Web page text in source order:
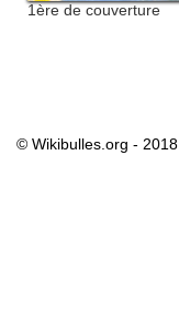
1ère de couverture
© Wikibulles.org - 2018